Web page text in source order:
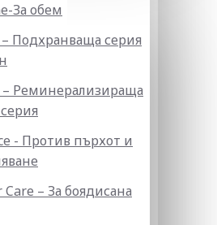
За обем
Подхранваща серия
– Реминерализираща
- Против пърхот и
Care – За боядисана